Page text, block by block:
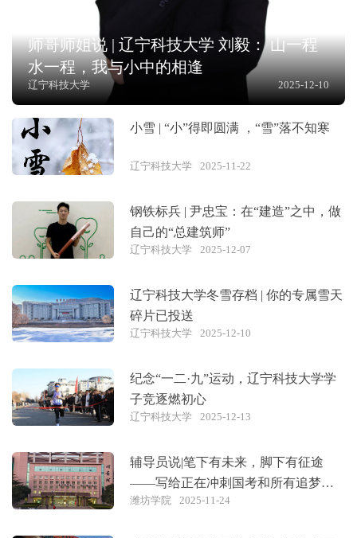
师哥师姐说 | 辽宁科技大学 刘毅： 山一程
水一程，我与小中的相逢
辽宁科技大学 2025-12-10
小雪 | “小”得即圆满 ，“雪”落不知寒
辽宁科技大学 2025-11-22
钢铁标兵 | 尹忠宝：在“建造”之中，做
自己的“总建筑师”
辽宁科技大学 2025-12-07
辽宁科技大学冬雪存档 | 你的专属雪天
碎片已投送
辽宁科技大学 2025-12-10
纪念“一二·九”运动，辽宁科技大学学
子竞逐燃初心
辽宁科技大学 2025-12-13
辅导员说|笔下有未来，脚下有征途
——写给正在冲刺国考和所有追梦的
你
潍坊学院 2025-11-24